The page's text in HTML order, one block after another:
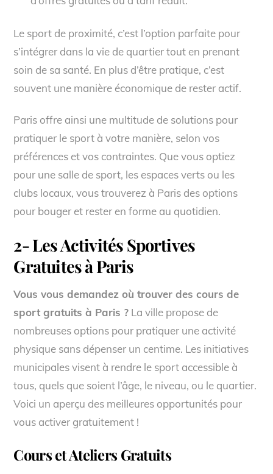
Le sport de proximité, c’est l’option parfaite pour
s’intégrer dans la vie de quartier tout en prenant
soin de sa santé. En plus d’être pratique, c’est
souvent une manière économique de rester actif.
Paris offre ainsi une multitude de solutions pour
pratiquer le sport à votre manière, selon vos
préférences et vos contraintes. Que vous optiez
pour une salle de sport, les espaces verts ou les
clubs locaux, vous trouverez à Paris des options
pour bouger et rester en forme au quotidien.
2- Les Activités Sportives
Gratuites à Paris
Vous vous demandez où trouver des cours de
sport gratuits à Paris ? La ville propose de
nombreuses options pour pratiquer une activité
physique sans dépenser un centime. Les initiatives
municipales visent à rendre le sport accessible à
tous, quels que soient l’âge, le niveau, ou le quartier.
Voici un aperçu des meilleures opportunités pour
vous activer gratuitement !
Cours et Ateliers Gratuits